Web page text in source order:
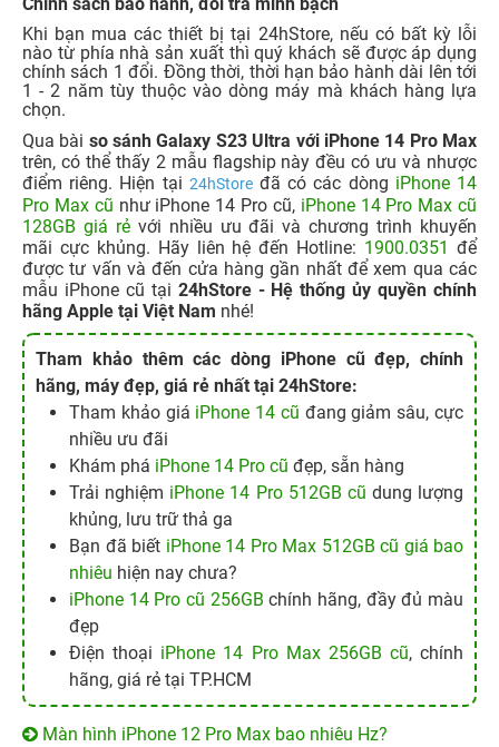
Khi bạn mua các thiết bị tại 24hStore, nếu có bất kỳ lỗi
nào từ phía nhà sản xuất thì quý khách sẽ được áp dụng
chính sách 1 đổi. Đồng thời, thời hạn bảo hành dài lên tới
1 - 2 năm tùy thuộc vào dòng máy mà khách hàng lựa
chọn.
Qua bài so sánh Galaxy S23 Ultra với iPhone 14 Pro Max
trên, có thể thấy 2 mẫu flagship này đều có ưu và nhược
điểm riêng. Hiện tại 24hStoređã có các dòng iPhone 14
Pro Max cũ như iPhone 14 Pro cũ, iPhone 14 Pro Max cũ
128GB giá rẻvới nhiều ưu đãi và chương trình khuyến
mãi cực khủng. Hãy liên hệ đến Hotline: 1900.0351 để
được tư vấn và đến cửa hàng gần nhất để xem qua các
mẫu iPhone cũ tại 24hStore - Hệ thống ủy quyền chính
hãng Apple tại Việt Nam nhé!
Tham khảo thêm các dòng iPhone cũ đẹp, chính
hãng, máy đẹp, giá rẻ nhất tại 24hStore:
Tham khảo giá iPhone 14 cũ đang giảm sâu, cực
nhiều ưu đãi
Khám phá iPhone 14 Pro cũ đẹp, sẵn hàng
Trải nghiệm iPhone 14 Pro 512GB cũ dung lượng
khủng, lưu trữ thả ga
Bạn đã biết iPhone 14 Pro Max 512GB cũ giá bao
nhiêu hiện nay chưa?
iPhone 14 Pro cũ 256GB chính hãng, đầy đủ màu
đẹp
Điện thoại iPhone 14 Pro Max 256GB cũ, chính
hãng, giá rẻ tại TP.HCM
Màn hình iPhone 12 Pro Max bao nhiêu Hz?